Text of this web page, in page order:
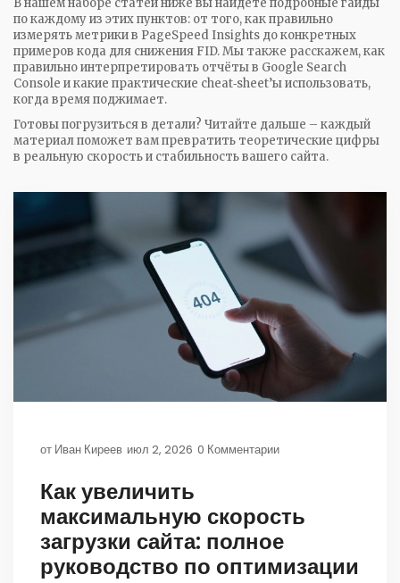
В нашем наборе статей ниже вы найдёте подробные гайды
по каждому из этих пунктов: от того, как правильно
измерять метрики в PageSpeed Insights до конкретных
примеров кода для снижения FID. Мы также расскажем, как
правильно интерпретировать отчёты в Google Search
Console и какие практические cheat‑sheet’ы использовать,
когда время поджимает.
Готовы погрузиться в детали? Читайте дальше – каждый
материал поможет вам превратить теоретические цифры
в реальную скорость и стабильность вашего сайта.
от Иван Киреев июл 2, 2026 0 Комментарии
Как увеличить
максимальную скорость
загрузки сайта: полное
руководство по оптимизации